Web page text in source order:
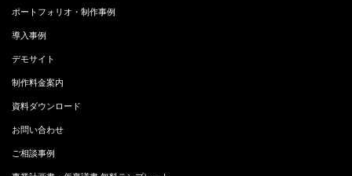
ポートフォリオ・制作事例
導入事例
デモサイト
制作料金案内
資料ダウンロード
お問い合わせ
ご相談事例